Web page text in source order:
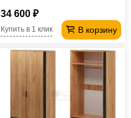
34 600 ₽
В корзину
Купить в 1 клик